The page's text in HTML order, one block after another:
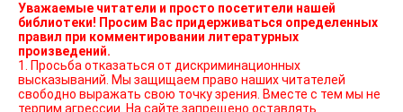
Уважаемые читатели и просто посетители нашей
библиотеки! Просим Вас придерживаться определенных
правил при комментировании литературных
произведений.
1. Просьба отказаться от дискриминационных
высказываний. Мы защищаем право наших читателей
свободно выражать свою точку зрения. Вместе с тем мы не
терпим агрессии. На сайте запрещено оставлять